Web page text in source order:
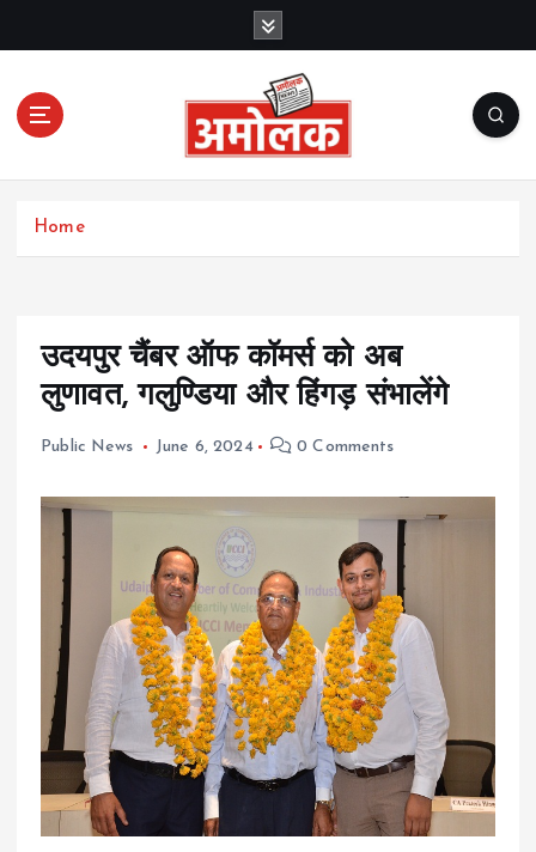
c
Amolak News
Home
उदयपुर चैंबर ऑफ कॉमर्स को अब
लुणावत, गलुण्डिया और हिंगड़ संभालेंगे
Public News June 6, 2024 0 Comments